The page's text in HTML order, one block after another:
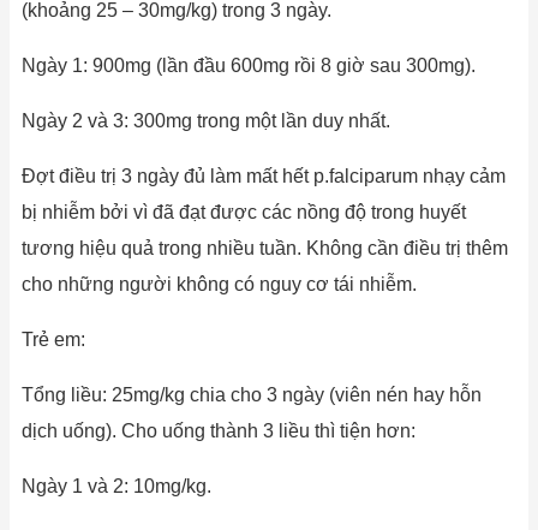
(khoảng 25 – 30mg/kg) trong 3 ngày.
Ngày 1: 900mg (lần đầu 600mg rồi 8 giờ sau 300mg).
Ngày 2 và 3: 300mg trong một lần duy nhất.
Đợt điều trị 3 ngày đủ làm mất hết p.falciparum nhạy cảm
bị nhiễm bởi vì đã đạt được các nồng độ trong huyết
tương hiệu quả trong nhiều tuần. Không cần điều trị thêm
cho những người không có nguy cơ tái nhiễm.
Trẻ em:
Tổng liều: 25mg/kg chia cho 3 ngày (viên nén hay hỗn
dịch uống). Cho uống thành 3 liều thì tiện hơn:
Ngày 1 và 2: 10mg/kg.